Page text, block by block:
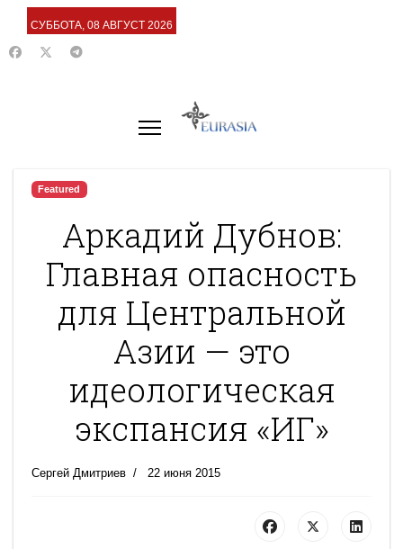
СУББОТА, 08 АВГУСТ 2026
Featured
Аркадий Дубнов:
Главная опасность
для Центральной
Азии — это
идеологическая
экспансия «ИГ»
Сергей Дмитриев 22 июня 2015